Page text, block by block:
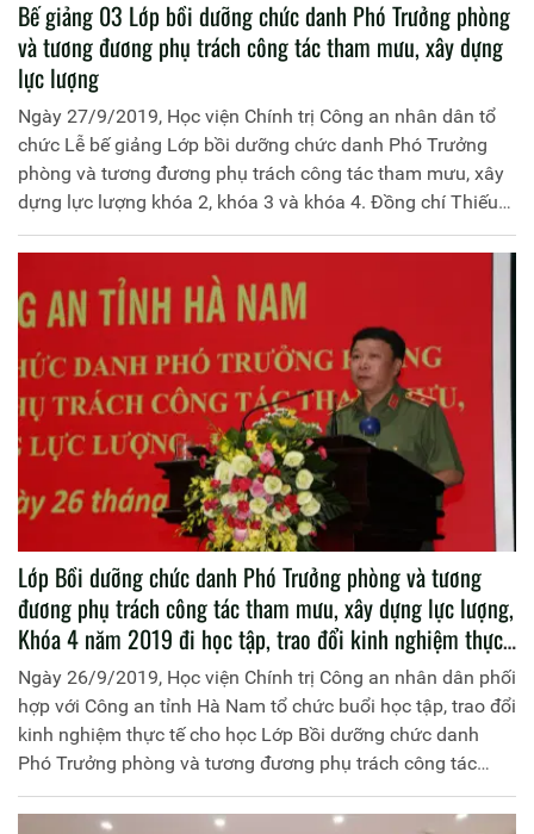
Bế giảng 03 Lớp bồi dưỡng chức danh Phó Trưởng phòng
và tương đương phụ trách công tác tham mưu, xây dựng
lực lượng
Ngày 27/9/2019, Học viện Chính trị Công an nhân dân tổ
chức Lễ bế giảng Lớp bồi dưỡng chức danh Phó Trưởng
phòng và tương đương phụ trách công tác tham mưu, xây
dựng lực lượng khóa 2, khóa 3 và khóa 4. Đồng chí Thiếu
tướng, PGS.TS Phan Xuân Tuy, Phó Giám đốc Học viện
Chính trị Công an nhân dân chủ trì buổi Lễ
Lớp Bồi dưỡng chức danh Phó Trưởng phòng và tương
đương phụ trách công tác tham mưu, xây dựng lực lượng,
Khóa 4 năm 2019 đi học tập, trao đổi kinh nghiệm thực
tế tại Công an tỉnh Hà Nam
Ngày 26/9/2019, Học viện Chính trị Công an nhân dân phối
hợp với Công an tỉnh Hà Nam tổ chức buổi học tập, trao đổi
kinh nghiệm thực tế cho học Lớp Bồi dưỡng chức danh
Phó Trưởng phòng và tương đương phụ trách công tác
tham mưu, xây dựng lực lượng, Khóa 4 năm 2019 tại Công
an tỉnh Hà Nam. Đồng chí Thiếu tướng Dương Như Hồng,